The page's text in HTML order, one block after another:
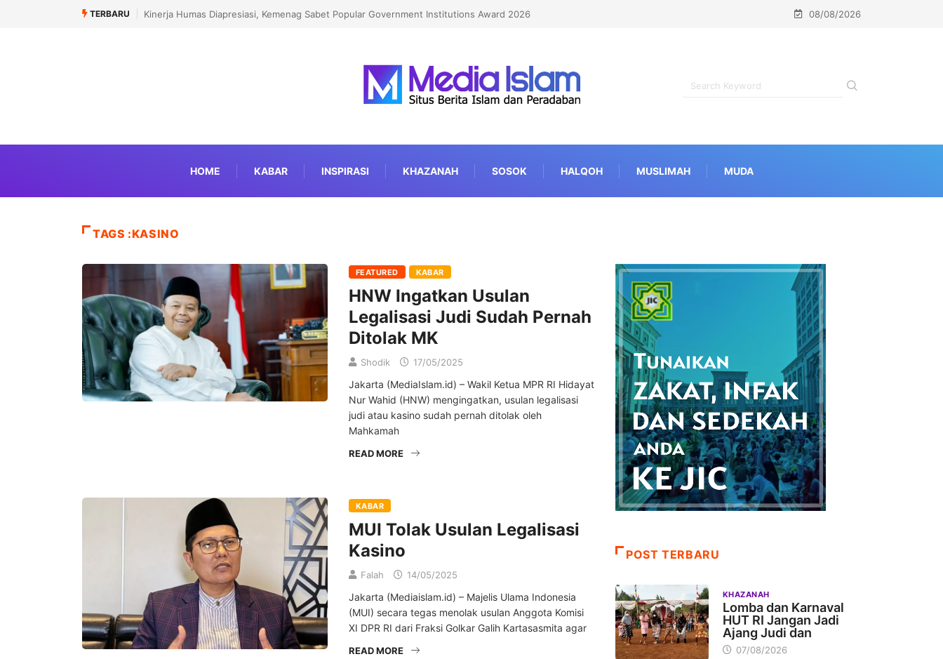
TERBARU Kinerja Humas Diapresiasi, Kemenag Sabet Popular Government Institutions Award 2026 08/08/2026
HOME KABAR INSPIRASI KHAZANAH SOSOK HALQOH MUSLIMAH MUDA
TAGS :KASINO
FEATURED KABAR
HNW Ingatkan Usulan
Legalisasi Judi Sudah Pernah
Ditolak MK
Shodik 17/05/2025
Jakarta (MediaIslam.id) – Wakil Ketua MPR RI Hidayat
Nur Wahid (HNW) mengingatkan, usulan legalisasi
judi atau kasino sudah pernah ditolak oleh
Mahkamah
READ MORE
KABAR
MUI Tolak Usulan Legalisasi
Kasino
Falah 14/05/2025
Jakarta (Mediaislam.id) – Majelis Ulama Indonesia
(MUI) secara tegas menolak usulan Anggota Komisi
XI DPR RI dari Fraksi Golkar Galih Kartasasmita agar
READ MORE
POST TERBARU
KHAZANAH
Lomba dan Karnaval
HUT RI Jangan Jadi
Ajang Judi dan
07/08/2026